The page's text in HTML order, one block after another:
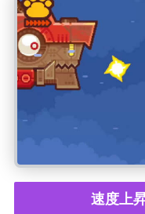
速度上